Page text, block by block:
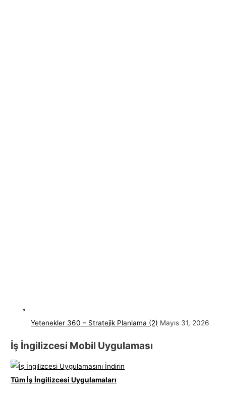
Yetenekler 360 – Stratejik Planlama (2) Mayıs 31, 2026
İş İngilizcesi Mobil Uygulaması
Tüm İş İngilizcesi Uygulamaları